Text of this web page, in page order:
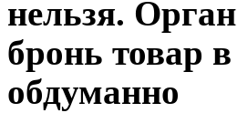
нельзя.
бронь товар
обдуманно